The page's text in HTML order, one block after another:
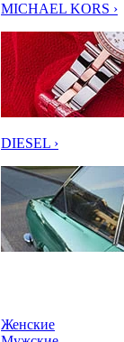
MICHAEL KORS ›
DIESEL ›
Женские